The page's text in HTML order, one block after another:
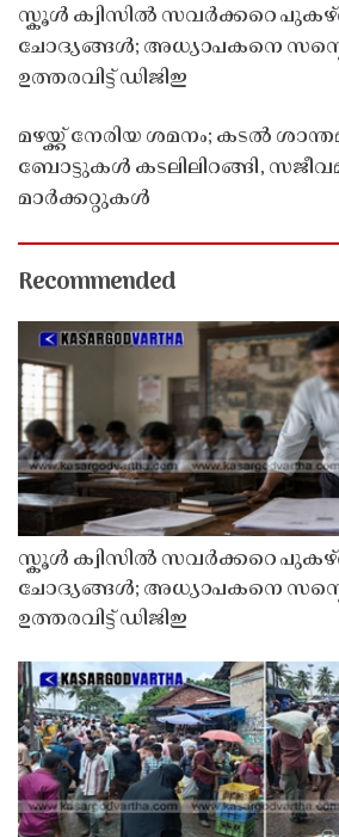
സ്കൂൾ ക്വിസിൽ സവർക്കറെ
ചോദ്യങ്ങൾ; അധ്യാപകനെ
ഉത്തരവിട്ട് ഡിജിഇ
മഴയ്ക്ക് നേരിയ ശമനം; കടൽ
ബോട്ടുകൾ കടലിലിറങ്ങി,
മാർക്കറ്റുകൾ
Recommended
സ്കൂൾ ക്വിസിൽ സവർക്കറെ
ചോദ്യങ്ങൾ; അധ്യാപകനെ
ഉത്തരവിട്ട് ഡിജിഇ